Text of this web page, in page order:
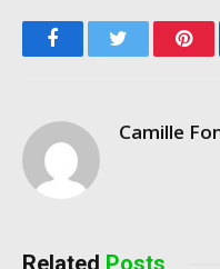
FacebookTwitter
Camille